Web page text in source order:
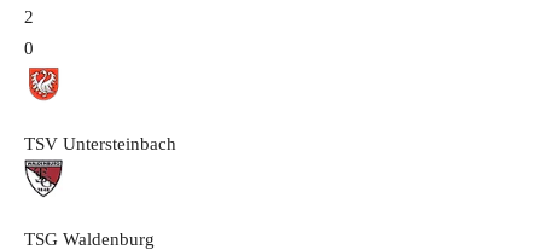
2
0
TSV Untersteinbach
TSG Waldenburg